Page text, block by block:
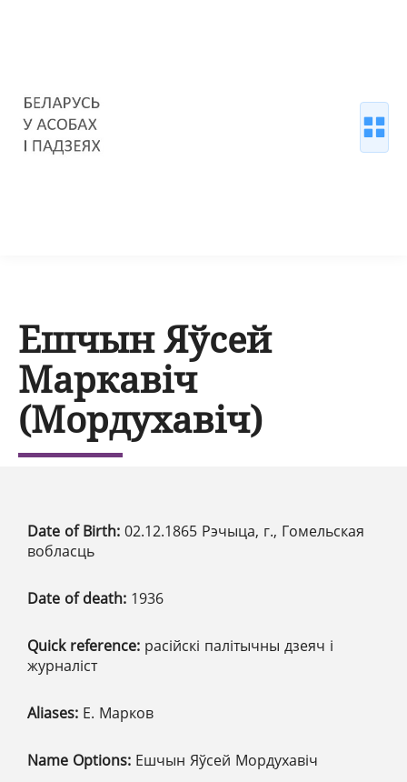
Ешчын Яўсей
Маркавіч
(Мордухавіч)
Date of Birth: 02.12.1865 Рэчыца, г., Гомельская
вобласць
Date of death: 1936
Quick reference: расійскі палітычны дзеяч і
журналіст
Aliases: Е. Марков
Name Options: Ешчын Яўсей Мордухавіч